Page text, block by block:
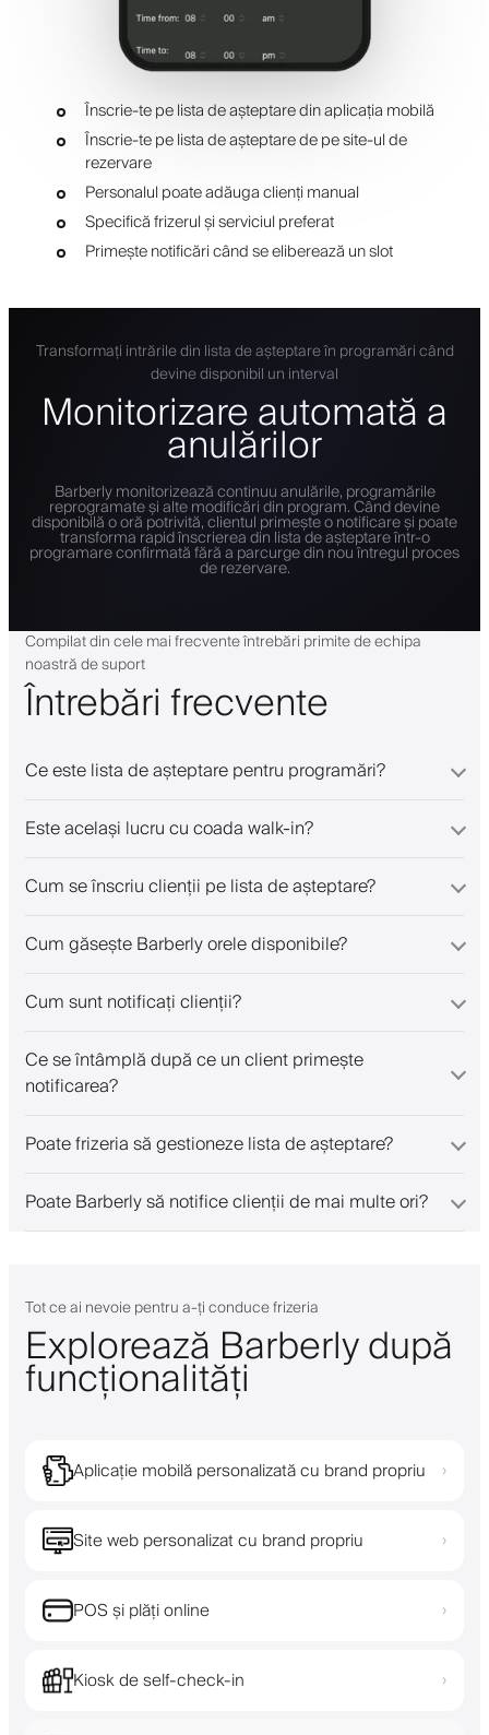
Înscrie-te pe lista de așteptare din aplicația mobilă
Înscrie-te pe lista de așteptare de pe site-ul de
rezervare
Personalul poate adăuga clienți manual
Specifică frizerul și serviciul preferat
Primește notificări când se eliberează un slot
Transformați intrările din lista de așteptare în programări când
devine disponibil un interval
Monitorizare automată a
anulărilor
Barberly monitorizează continuu anulările, programările
reprogramate și alte modificări din program. Când devine
disponibilă o oră potrivită, clientul primește o notificare și poate
transforma rapid înscrierea din lista de așteptare într-o
programare confirmată fără a parcurge din nou întregul proces
de rezervare.
Compilat din cele mai frecvente întrebări primite de echipa
noastră de suport
Întrebări frecvente
Ce este lista de așteptare pentru programări?
Este același lucru cu coada walk-in?
Cum se înscriu clienții pe lista de așteptare?
Cum găsește Barberly orele disponibile?
Cum sunt notificați clienții?
Ce se întâmplă după ce un client primește
notificarea?
Poate frizeria să gestioneze lista de așteptare?
Poate Barberly să notifice clienții de mai multe ori?
Tot ce ai nevoie pentru a-ți conduce frizeria
Explorează Barberly după
funcționalități
Aplicație mobilă personalizată cu brand propriu ›
Site web personalizat cu brand propriu ›
POS și plăți online ›
Kiosk de self-check-in ›